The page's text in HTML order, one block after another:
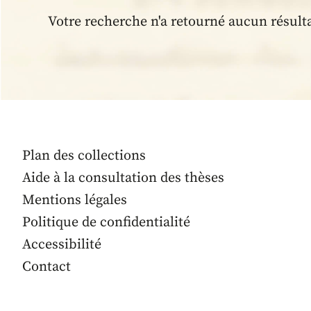
Votre recherche n'a retourné aucun
Plan des collections
Aide à la consultation des thèses
Mentions légales
Politique de confidentialité
Accessibilité
Contact